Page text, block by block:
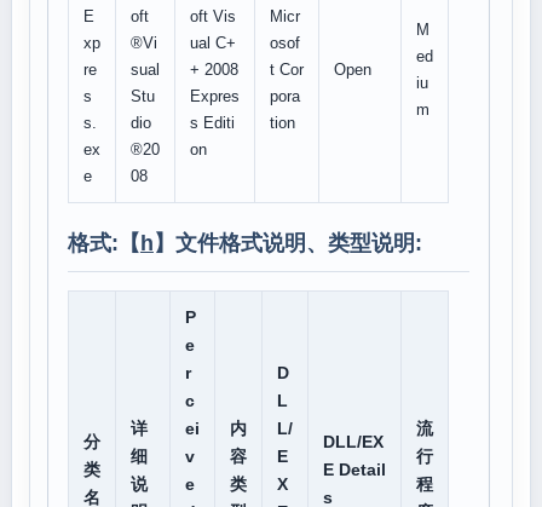
E
xp
re
s
s.
ex
e
oft
®Vi
sual
Stu
dio
®20
08
oft Vis
ual C+
+ 2008
Expres
s Editi
on
Micr
osof
t Cor
pora
tion
Open
M
ed
iu
m
格式:【 h 】文件格式说明、类型说明:
分
类
名
详
细
说
P
e
r
c
ei
v
e
内
容
类
D
L
L/
E
X
DLL/EX
E Detail
s
流
行
程